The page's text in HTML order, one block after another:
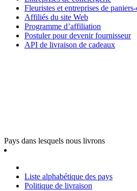
Fleuristes et entreprises de
Affiliés du site Web
Programme d’affiliation
Postuler pour devenir fournisseur
API de livraison de cadeaux
Pays dans lesquels nous livrons
Liste alphabétique des pays
Politique de livraison